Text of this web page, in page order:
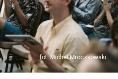
fot. Michał Mroczkowski